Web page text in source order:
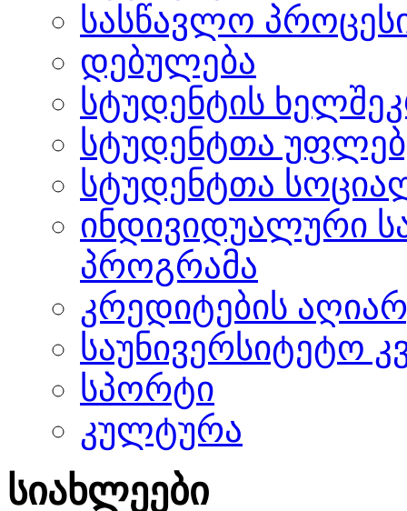
სასწავლო
დებულება
სტუდენტის
სტუდენტთა
სტუდენტთა
ინდივიდუალური
პროგრამა
კრედიტების
საუნივერსიტეტო
სპორტი
კულტურა
სიახლეები